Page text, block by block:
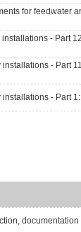
for feedwater
- Part
- Part
- Part 1:
documentation